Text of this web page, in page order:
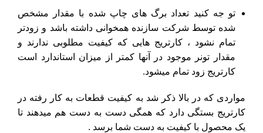
تو جه کنید تعداد برگ های چاپ شده با مقدار مشخص
شده توسط شرکت سازنده همخوانی داشته باشد و زودتر
تمام نشود ، کارتریج هایی که کیفیت مطلوبی ندارند و
مقدار تونر موجود در آنها کمتر از میزان استاندارد است
کارتریج زود تمام میشود.
مواردی که در بالا ذکر شد به کیفیت قطعات به کار رفته در
کارتریج بستگی دارد که همگی دست به دست هم میدهند تا
یک محصول با کیفیت به دست شما برسد .